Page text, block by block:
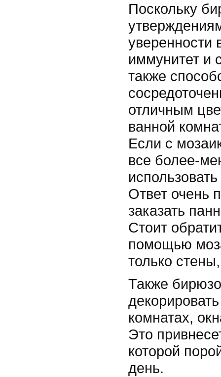
Поскольку
уверенности
иммунитет и
также
отличным
ванной
Если с
все более-
Ответ очень
заказать
Стоит
помощью
только
Также
комнатах,
Это
которой
день.